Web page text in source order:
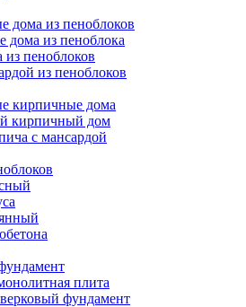
дома из пеноблоков
дома из пеноблока
пеноблоков
из пеноблоков
кирпичные дома
кирпичный дом
с мансардой
плита
фундамент